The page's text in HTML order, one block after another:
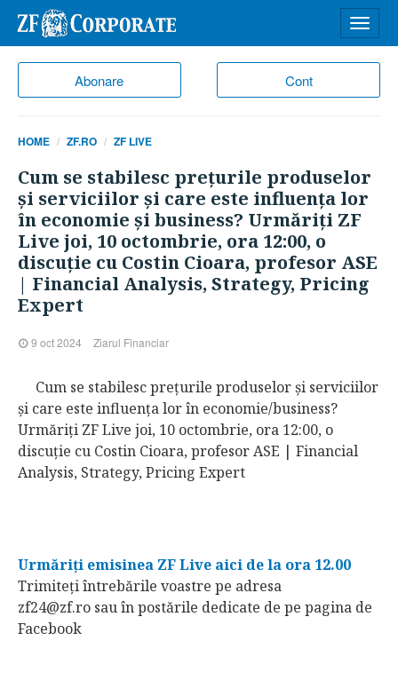
Abonare Cont
meniu
HOME ZF.RO ZF LIVE
Cum se stabilesc preţurile produselor
şi serviciilor şi care este influenţa lor
în economie şi business? Urmăriţi ZF
Live joi, 10 octombrie, ora 12:00, o
discuţie cu Costin Cioara, profesor ASE
| Financial Analysis, Strategy, Pricing
Expert
9 oct 2024 Ziarul Financiar
Cum se stabilesc preţurile produselor şi serviciilor
şi care este influenţa lor în economie/business?
Urmăriţi ZF Live joi, 10 octombrie, ora 12:00, o
discuţie cu Costin Cioara, profesor ASE | Financial
Analysis, Strategy, Pricing Expert
Urmăriţi emisinea ZF Live aici de la ora 12.00
Trimiteţi întrebările voastre pe adresa
zf24@zf.ro sau în postările dedicate de pe pagina de
Facebook